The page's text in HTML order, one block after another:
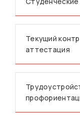
Текущий
аттестация